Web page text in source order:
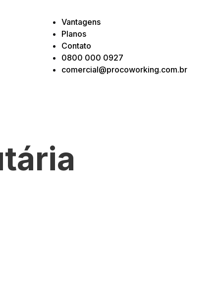
Vantagens
Planos
Contato
0800 000 0927
comercial@procoworking.com.br